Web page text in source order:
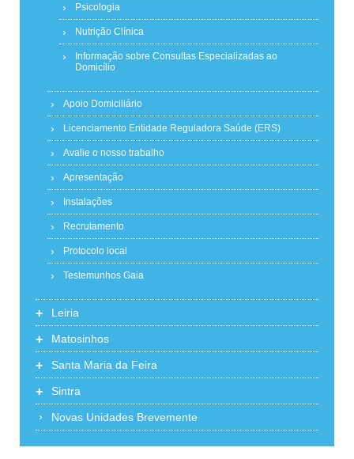
Psicologia
Nutrição Clínica
Informação sobre Consultas Especializadas ao
Domicílio
Apoio Domiciliário
Licenciamento Entidade Reguladora Saúde (ERS)
Avalie o nosso trabalho
Apresentação
Instalações
Recrutamento
Protocolo local
Testemunhos Gaia
+ Leiria
+ Matosinhos
+ Santa Maria da Feira
+ Sintra
Novas Unidades Brevemente